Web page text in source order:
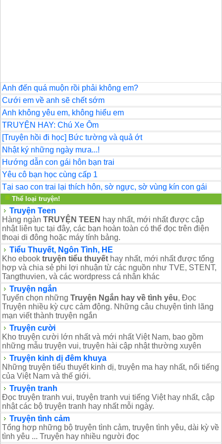
Anh đến quá muộn rồi phải không em?
Cưới em về anh sẽ chết sớm
Anh không yêu em, không hiểu em
TRUYỆN HAY: Chú Xe Ôm
[Truyện hồi đi học] Bức tường và quả ớt
Nhật ký những ngày mưa...!
Hướng dẫn con gái hôn bạn trai
Yêu cô bạn học cùng cấp 1
Tại sao con trai lại thích hôn, sờ ngực, sờ vùng kín con gái
Thể loại truyện!
Truyện Teen
Hàng ngàn TRUYỆN TEEN hay nhất, mới nhất được cập
nhật liên tục tại đây, các bạn hoàn toàn có thể đọc trên điện
thoại di đông hoặc máy tính bảng.
Tiểu Thuyết, Ngôn Tình, HE
Kho ebook truyện tiểu thuyết hay nhất, mới nhất được tổng
hợp và chia sẻ phi lợi nhuận từ các nguồn như TVE, STENT,
Tangthuvien, và các wordpress cá nhân khác
Truyện ngắn
Tuyển chọn những Truyện Ngắn hay về tình yêu, Đọc
Truyện nhiều kỳ cực cảm động. Những câu chuyện tình lãng
mạn viết thành truyện ngắn
Truyện cười
Kho truyện cười lớn nhất và mới nhất Việt Nam, bao gồm
những mẫu truyện vui, truyện hài cập nhật thường xuyên
Truyện kinh dị đêm khuya
Những truyện tiểu thuyết kinh dị, truyện ma hay nhất, nổi tiếng
của Việt Nam và thế giới.
Truyện tranh
Đọc truyện tranh vui, truyện tranh vui tiếng Việt hay nhất, cập
nhật các bộ truyện tranh hay nhất mỗi ngày.
Truyện tình cảm
Tổng hợp những bộ truyện tình cảm, truyện tình yêu, dài kỳ về
tình yêu ... Truyện hay nhiều người đọc